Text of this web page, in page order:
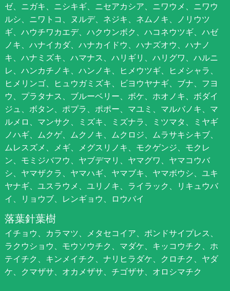
ゼ、ニガキ、ニシキギ、ニセアカシア、ニワウメ、ニワウ
ルシ、ニワトコ、ヌルデ、ネジキ、ネムノキ、ノリウツ
ギ、ハウチワカエデ、ハクウンボク、ハコネウツギ、ハゼ
ノキ、ハナイカダ、ハナカイドウ、ハナズオウ、ハナノ
キ、ハナミズキ、ハマナス、ハリギリ、ハリグワ、ハルニ
レ、ハンカチノキ、ハンノキ、ヒメウツギ、ヒメシャラ、
ヒメリンゴ、ヒュウガミズキ、ビヨウヤナギ、ブナ、フヨ
ウ、プラタナス、ブルーベリー、ボケ、ホオノキ、ボダイ
ジュ、ボタン、ポプラ、ポポー、マユミ、マルバノキ、マ
ルメロ、マンサク、ミズキ、ミズナラ、ミツマタ、ミヤギ
ノハギ、ムクゲ、ムクノキ、ムクロジ、ムラサキシキブ、
ムレスズメ、メギ、メグスリノキ、モクゲンジ、モクレ
ン、モミジバフウ、ヤブデマリ、ヤマグワ、ヤマコウバ
シ、ヤマザクラ、ヤマハギ、ヤマブキ、ヤマボウシ、ユキ
ヤナギ、ユスラウメ、ユリノキ、ライラック、リキュウバ
イ、リョウブ、レンギョウ、ロウバイ
落葉針葉樹
イチョウ、カラマツ、メタセコイア、ポンドサイプレス、
ラクウショウ、モウソウチク、マダケ、キッコウチク、ホ
テイチク、キンメイチク、ナリヒラダケ、クロチク、ヤダ
ケ、クマザサ、オカメザサ、チゴザサ、オロシマチク